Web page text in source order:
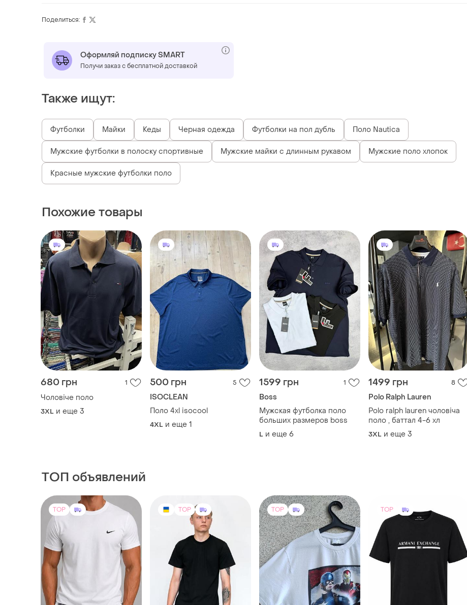
Поделиться:
Оформляй подписку SMART
Получи заказ с бесплатной доставкой
Также ищут:
Футболки Майки Кеды Черная одежда Футболки на пол дубль Поло Nautica
Мужские футболки в полоску спортивные Мужские майки с длинным рукавом Мужские поло хлопок
Красные мужские футболки поло
Похожие товары
680 грн 1
Чоловіче поло
3XL и еще 3
500 грн 5
ISOCLEAN
Поло 4xl isocool
4XL и еще 1
1599 грн 1
Boss
Мужская футболка поло
больших размеров boss
L и еще 6
1499 грн 8
Polo Ralph Lauren
Polo ralph lauren чоловіча
поло , баттал 4-6 хл
3XL и еще 3
ТОП объявлений
TOP TOP TOP TOP